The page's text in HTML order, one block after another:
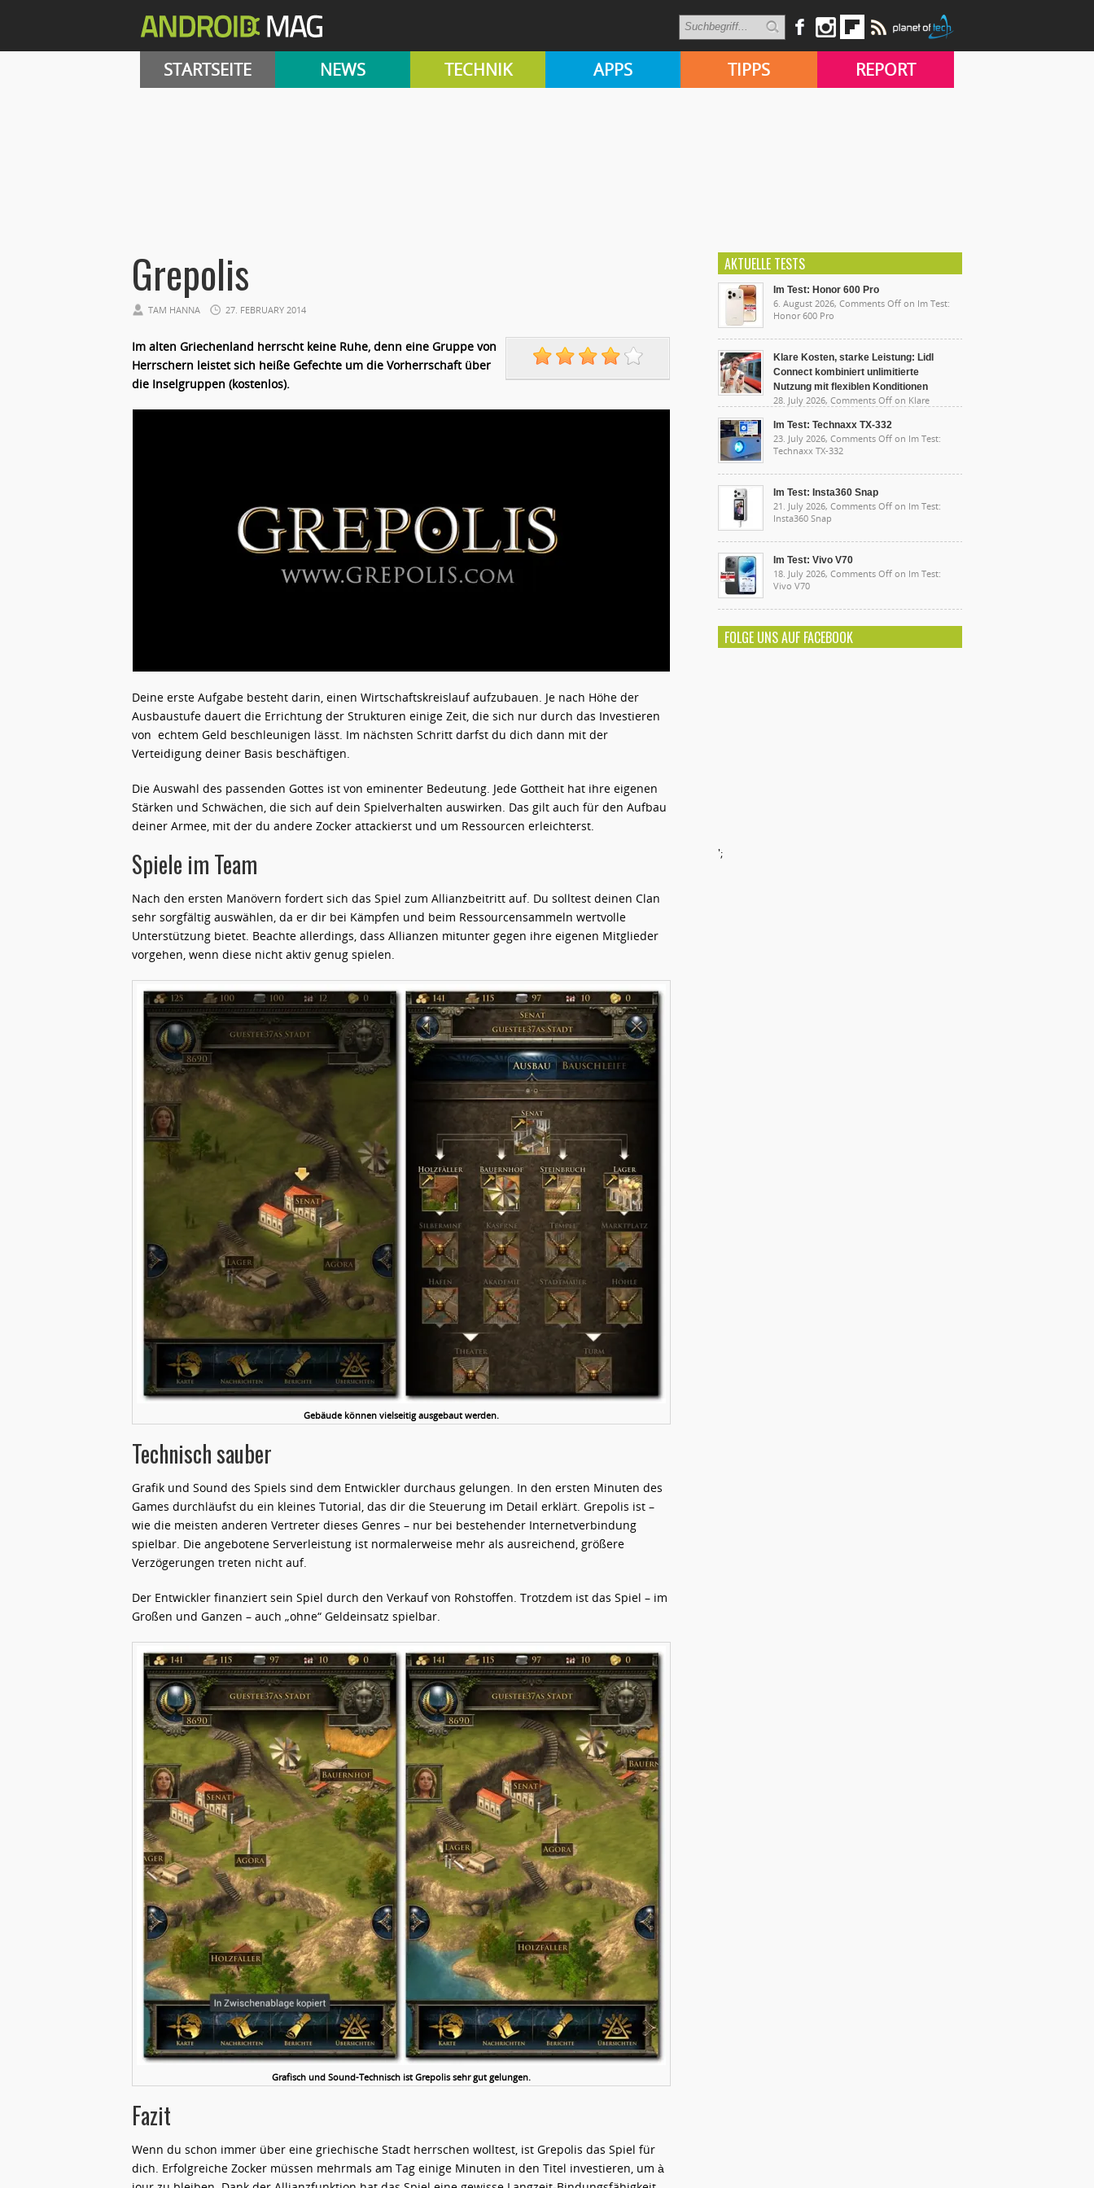
STARTSEITE NEWS TECHNIK APPS TIPPS REPORT
Grepolis
TAM HANNA 27. FEBRUARY 2014
Im alten Griechenland herrscht keine Ruhe, denn eine Gruppe von
Herrschern leistet sich heiße Gefechte um die Vorherrschaft über
die Inselgruppen (kostenlos).
Deine erste Aufgabe besteht darin, einen Wirtschaftskreislauf aufzubauen. Je nach Höhe der
Ausbaustufe dauert die Errichtung der Strukturen einige Zeit, die sich nur durch das Investieren
von echtem Geld beschleunigen lässt. Im nächsten Schritt darfst du dich dann mit der
Verteidigung deiner Basis beschäftigen.
Die Auswahl des passenden Gottes ist von eminenter Bedeutung. Jede Gottheit hat ihre eigenen
Stärken und Schwächen, die sich auf dein Spielverhalten auswirken. Das gilt auch für den Aufbau
deiner Armee, mit der du andere Zocker attackierst und um Ressourcen erleichterst.
Spiele im Team
Nach den ersten Manövern fordert sich das Spiel zum Allianzbeitritt auf. Du solltest deinen Clan
sehr sorgfältig auswählen, da er dir bei Kämpfen und beim Ressourcensammeln wertvolle
Unterstützung bietet. Beachte allerdings, dass Allianzen mitunter gegen ihre eigenen Mitglieder
vorgehen, wenn diese nicht aktiv genug spielen.
Gebäude können vielseitig ausgebaut werden.
Technisch sauber
Grafik und Sound des Spiels sind dem Entwickler durchaus gelungen. In den ersten Minuten des
Games durchläufst du ein kleines Tutorial, das dir die Steuerung im Detail erklärt. Grepolis ist –
wie die meisten anderen Vertreter dieses Genres – nur bei bestehender Internetverbindung
spielbar. Die angebotene Serverleistung ist normalerweise mehr als ausreichend, größere
Verzögerungen treten nicht auf.
Der Entwickler finanziert sein Spiel durch den Verkauf von Rohstoffen. Trotzdem ist das Spiel – im
Großen und Ganzen – auch „ohne“ Geldeinsatz spielbar.
Grafisch und Sound-Technisch ist Grepolis sehr gut gelungen.
Fazit
Wenn du schon immer über eine griechische Stadt herrschen wolltest, ist Grepolis das Spiel für
dich. Erfolgreiche Zocker müssen mehrmals am Tag einige Minuten in den Titel investieren, um à
AKTUELLE TESTS
Im Test: Honor 600 Pro
6. August 2026, Comments Off on Im Test:
Honor 600 Pro
Klare Kosten, starke Leistung: Lidl
Connect kombiniert unlimitierte
Nutzung mit flexiblen Konditionen
28. July 2026, Comments Off on Klare
unlimitierte Nutzung mit flexiblen Konditionen
Im Test: Technaxx TX-332
23. July 2026, Comments Off on Im Test:
Technaxx TX-332
Im Test: Insta360 Snap
21. July 2026, Comments Off on Im Test:
Insta360 Snap
Im Test: Vivo V70
18. July 2026, Comments Off on Im Test:
Vivo V70
FOLGE UNS AUF FACEBOOK
';